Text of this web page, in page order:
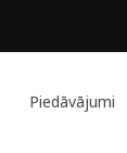
Piedāvājumi